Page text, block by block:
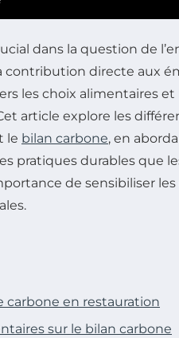
dans la question de
contribution directe aux
les choix alimentaires
article explore les
le bilan carbone, en
pratiques durables que
de sensibiliser
carbone en restauration
sur le bilan carbone